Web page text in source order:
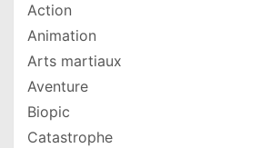
Action
Animation
Arts martiaux
Aventure
Biopic
Catastrophe